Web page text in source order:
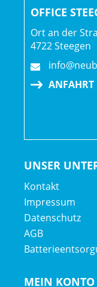
Räder: Bontrager
Ready, 51 mm
Bontrager Aeolus
51 mm Profilhöhe,
142 x 12 mm-
OFFICE
Ort an der
4722 Steegen
ANFAHRT
UNSER
Kontakt
Impressum
Datenschutz
AGB
MEIN KONTO